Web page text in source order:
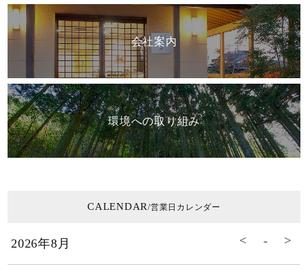
会社案内
環境への取り組み
CALENDAR/営業日カレンダー
2026年8月